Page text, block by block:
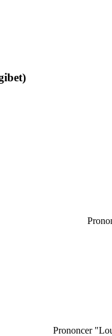
Prononcer